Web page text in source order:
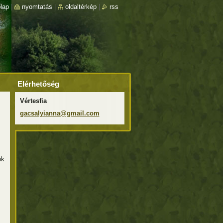
Elérhetőség
Vértesfia
gacsalyianna@gmail.com
nyomtatás oldaltérkép rss